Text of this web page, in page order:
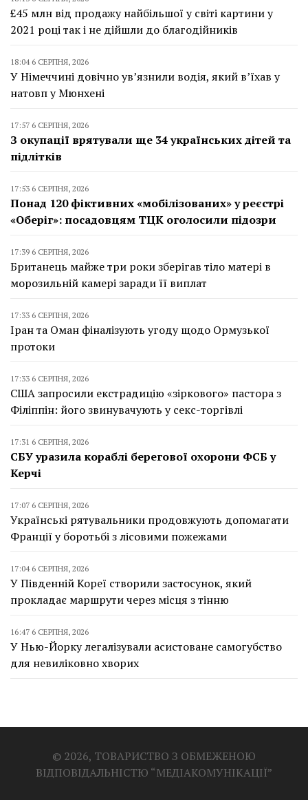
£45 млн від продажу найбільшої у світі картини у
2021 році так і не дійшли до благодійників
18:04 6 СЕРПНЯ, 2026
У Німеччині довічно ув’язнили водія, який в’їхав у
натовп у Мюнхені
17:57 6 СЕРПНЯ, 2026
З окупації врятували ще 34 українських дітей та
підлітків
17:53 6 СЕРПНЯ, 2026
Понад 120 фіктивних «мобілізованих» у реєстрі
«Оберіг»: посадовцям ТЦК оголосили підозри
17:39 6 СЕРПНЯ, 2026
Британець майже три роки зберігав тіло матері в
морозильній камері заради її виплат
17:33 6 СЕРПНЯ, 2026
Іран та Оман фіналізують угоду щодо Ормузької
протоки
17:33 6 СЕРПНЯ, 2026
США запросили екстрадицію «зіркового» пастора з
Філіппін: його звинувачують у секс-торгівлі
17:31 6 СЕРПНЯ, 2026
СБУ уразила кораблі берегової охорони ФСБ у
Керчі
17:07 6 СЕРПНЯ, 2026
Українські рятувальники продовжують допомагати
Франції у боротьбі з лісовими пожежами
17:04 6 СЕРПНЯ, 2026
У Південній Кореї створили застосунок, який
прокладає маршрути через місця з тінню
16:47 6 СЕРПНЯ, 2026
У Нью-Йорку легалізували асистоване самогубство
для невиліковно хворих
© 2026, ТОВАРИСТВО З ОБМЕЖЕНОЮ
ВІДПОВІДАЛЬНІСТЮ “МЕДІАКОМУНІКАЦІЇ”